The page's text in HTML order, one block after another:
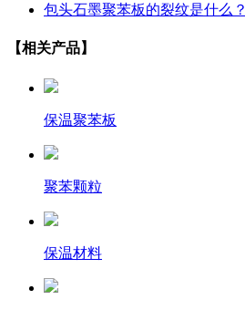
包头石墨聚苯板的裂纹是什么？
【相关产品】
保温聚苯板
聚苯颗粒
保温材料